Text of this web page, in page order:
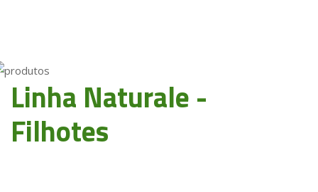
Linha Naturale -
Filhotes